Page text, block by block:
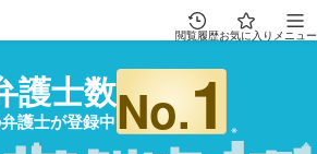
閲覧履歴お気に入り メニュー
護士数
護士が登録中No.1